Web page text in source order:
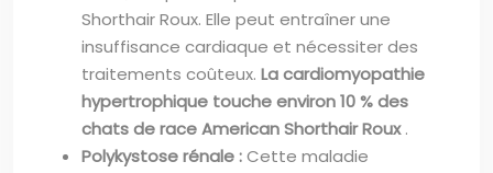
Shorthair Roux. Elle peut entraîner une
insuffisance cardiaque et nécessiter des
traitements coûteux. La cardiomyopathie
hypertrophique touche environ 10 % des
chats de race American Shorthair Roux.
Polykystose rénale :Cette maladie